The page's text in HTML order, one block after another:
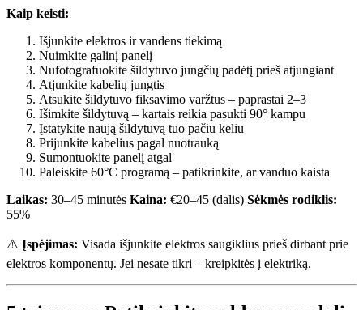
Kaip keisti:
Išjunkite elektros ir vandens tiekimą
Nuimkite galinį panelį
Nufotografuokite šildytuvo jungčių padėtį prieš atjungiant
Atjunkite kabelių jungtis
Atsukite šildytuvo fiksavimo varžtus – paprastai 2–3
Išimkite šildytuvą – kartais reikia pasukti 90° kampu
Įstatykite naują šildytuvą tuo pačiu keliu
Prijunkite kabelius pagal nuotrauką
Sumontuokite panelį atgal
Paleiskite 60°C programą – patikrinkite, ar vanduo kaista
Laikas: 30–45 minutės Kaina: €20–45 (dalis) Sėkmės rodiklis:
55%
⚠️ Įspėjimas: Visada išjunkite elektros saugiklius prieš dirbant prie
elektros komponentų. Jei nesate tikri – kreipkitės į elektriką.